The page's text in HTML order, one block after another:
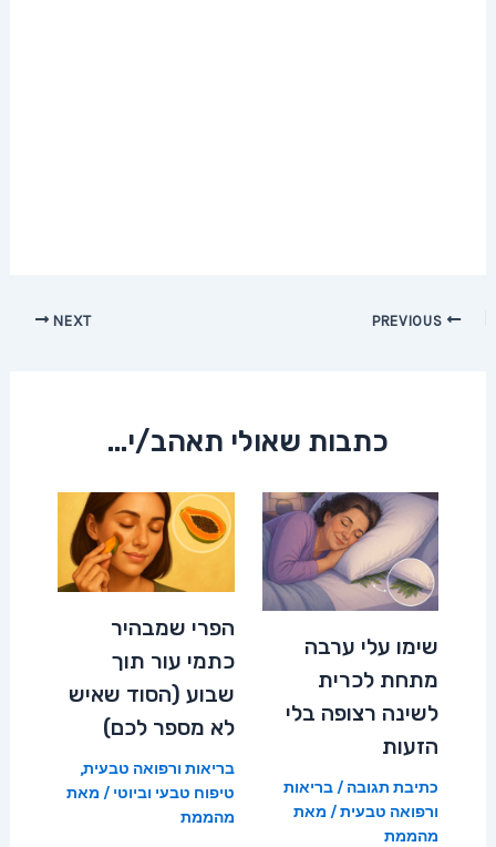
Post
NEXT
כתבות שאולי תאהב/י...
שימו עלי ערבה
מתחת לכרית
לשינה רצופה בלי
הזעות
כתיבת תגובה / בריאות
ורפואה טבעית/ מאת
מהממת
הפרי שמבהיר
כתמי עור תוך
שבוע (הסוד שאיש
לא מספר לכם)
בריאות ורפואה טבעית,
טיפוח טבעי וביוטי / מאת
מהממת